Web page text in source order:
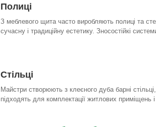
Полиці
З меблевого щита часто виробляють полиці та
сучасну і традиційну естетику. Зносостійкі
Стільці
Майстри створюють з клеєного дуба барні
підходять для комплектації житлових приміщень